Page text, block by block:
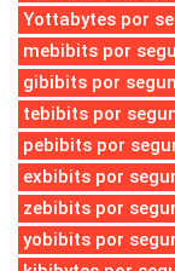
Yottabytes por
mebibits por
gibibits por
tebibits por
pebibits por
exbibits por
zebibits por
yobibits por